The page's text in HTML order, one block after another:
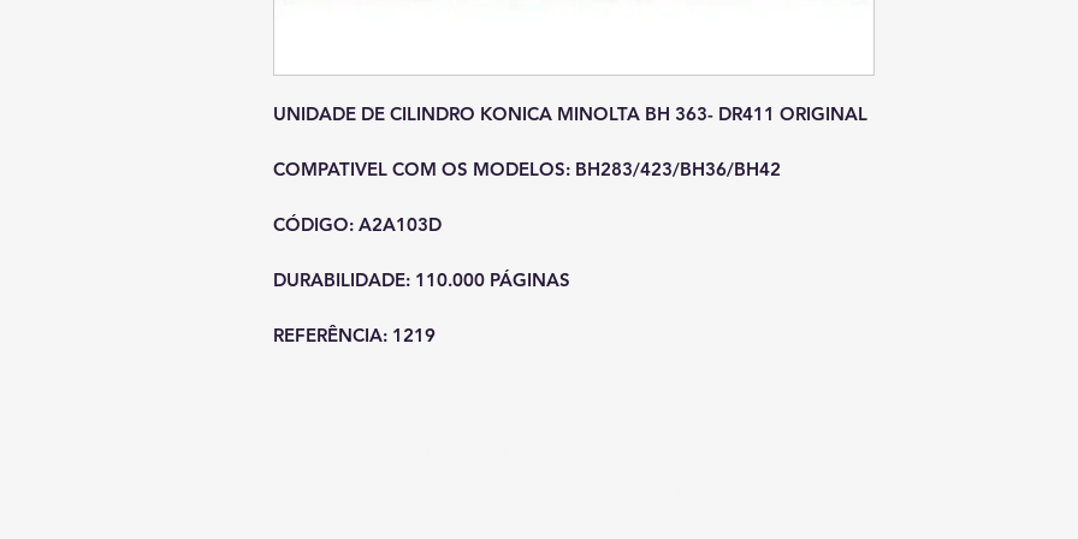
UNIDADE DE CILINDRO KONICA MINOLTA BH 363- DR411 ORIGINAL
COMPATIVEL COM OS MODELOS: BH283/423/BH36/BH42
CÓDIGO: A2A103D
DURABILIDADE: 110.000 PÁGINAS
REFERÊNCIA: 1219